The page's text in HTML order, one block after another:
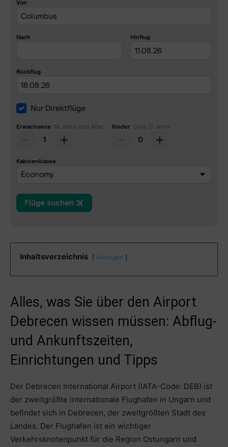
Inhaltsverzeichnis Anzeigen
Alles, was Sie über den Airport
Debrecen wissen müssen: Abflug-
und Ankunftszeiten,
Einrichtungen und Tipps
Der Debrecen International Airport (IATA-Code: DEB) ist
der zweitgrößte internationale Flughafen in Ungarn und
befindet sich in Debrecen, der zweitgrößten Stadt des
Landes. Der Flughafen ist ein wichtiger
Verkehrsknotenpunkt für die Region Ostungarn und